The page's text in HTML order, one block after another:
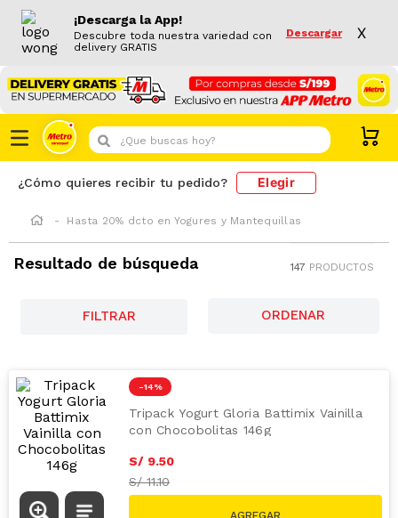
¡Descarga la App!
Descubre toda nuestra variedad con
delivery GRATIS
Descargar X
¿Que buscas hoy?
¿Cómo quieres recibir tu pedido? Elegir
Hasta 20% dcto en Yogures y Mantequillas
Resultado de búsqueda 147 PRODUCTOS
FILTRAR
-14 %
Tripack Yogurt Gloria Battimix Vainilla
con Chocobolitas 146g
S/ 9.50
S/11.10